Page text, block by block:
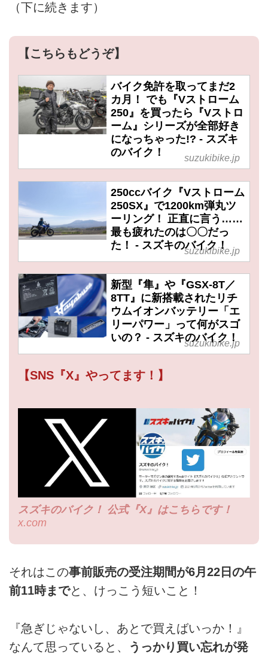
（下に続きます）
【こちらもどうぞ】
バイク免許を取ってまだ2
カ月！ でも『Vストローム
250』を買ったら『Vストロ
ーム』シリーズが全部好き
になっちゃった!? - スズキ
のバイク！
suzukibike.jp
250ccバイク『Vストローム
250SX』で1200km弾丸ツ
ーリング！ 正直に言う……
最も疲れたのは〇〇だっ
た！ - スズキのバイク！
suzukibike.jp
新型『隼』や『GSX-8T／
8TT』に新搭載されたリチ
ウムイオンバッテリー「エ
リーパワー」って何がスゴ
いの？ - スズキのバイク！
suzukibike.jp
【SNS『X』やってます！】
スズキのバイク！ 公式『X』はこちらです！
x.com
それはこの事前販売の受注期間が6月22日の午
前11時までと、けっこう短いこと！
『急ぎじゃないし、あとで買えばいっか！』
なんて思っていると、
うっかり買い忘れが発